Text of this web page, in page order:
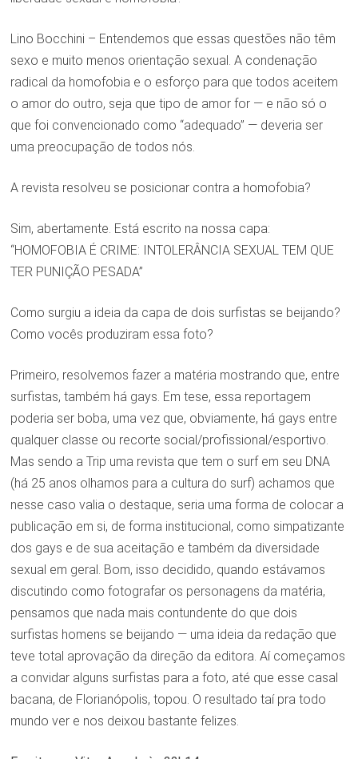
Lino Bocchini – Entendemos que essas questões não têm
sexo e muito menos orientação sexual. A condenação
radical da homofobia e o esforço para que todos aceitem
o amor do outro, seja que tipo de amor for — e não só o
que foi convencionado como “adequado” — deveria ser
uma preocupação de todos nós.
A revista resolveu se posicionar contra a homofobia?
Sim, abertamente. Está escrito na nossa capa:
“HOMOFOBIA É CRIME: INTOLERÂNCIA SEXUAL TEM QUE
TER PUNIÇÃO PESADA”
Como surgiu a ideia da capa de dois surfistas se beijando?
Como vocês produziram essa foto?
Primeiro, resolvemos fazer a matéria mostrando que, entre
surfistas, também há gays. Em tese, essa reportagem
poderia ser boba, uma vez que, obviamente, há gays entre
qualquer classe ou recorte social/profissional/esportivo.
Mas sendo a Trip uma revista que tem o surf em seu DNA
(há 25 anos olhamos para a cultura do surf) achamos que
nesse caso valia o destaque, seria uma forma de colocar a
publicação em si, de forma institucional, como simpatizante
dos gays e de sua aceitação e também da diversidade
sexual em geral. Bom, isso decidido, quando estávamos
discutindo como fotografar os personagens da matéria,
pensamos que nada mais contundente do que dois
surfistas homens se beijando — uma ideia da redação que
teve total aprovação da direção da editora. Aí começamos
a convidar alguns surfistas para a foto, até que esse casal
bacana, de Florianópolis, topou. O resultado taí pra todo
mundo ver e nos deixou bastante felizes.